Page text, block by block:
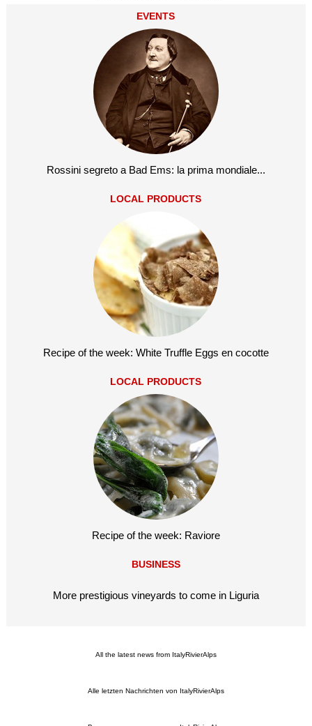
EVENTS
Rossini segreto a Bad Ems: la prima mondiale...
LOCAL PRODUCTS
Recipe of the week: White Truffle Eggs en cocotte
LOCAL PRODUCTS
Recipe of the week: Raviore
BUSINESS
More prestigious vineyards to come in Liguria
All the latest news from ItalyRivierAlps
Alle letzten Nachrichten von ItalyRivierAlps